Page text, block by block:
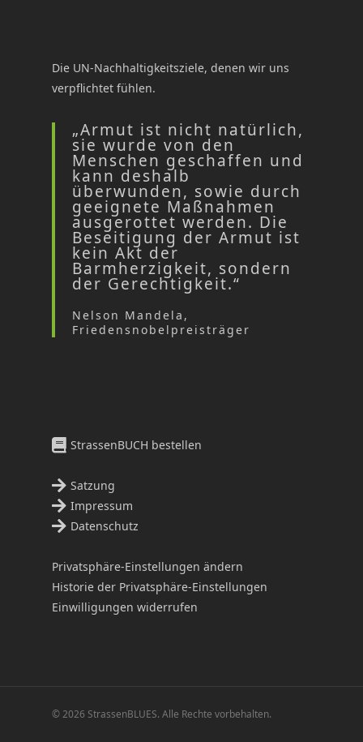
Die UN-Nachhaltigkeitsziele, denen wir uns
verpflichtet fühlen.
„Armut ist nicht natürlich,
sie wurde von den
Menschen geschaffen und
kann deshalb
überwunden, sowie durch
geeignete Maßnahmen
ausgerottet werden. Die
Beseitigung der Armut ist
kein Akt der
Barmherzigkeit, sondern
der Gerechtigkeit.“
Nelson Mandela,
Friedensnobelpreisträger
StrassenBUCH bestellen
Satzung
Impressum
Datenschutz
Privatsphäre-Einstellungen ändern
Historie der Privatsphäre-Einstellungen
Einwilligungen widerrufen
© 2026 StrassenBLUES. Alle Rechte vorbehalten.